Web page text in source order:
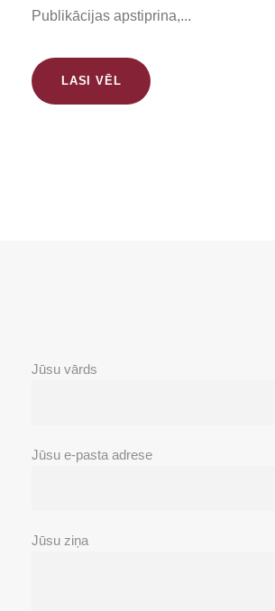
Publikācijas apstiprina,...
LASI VĒL
Jūsu vārds
Jūsu e-pasta adrese
Jūsu ziņa